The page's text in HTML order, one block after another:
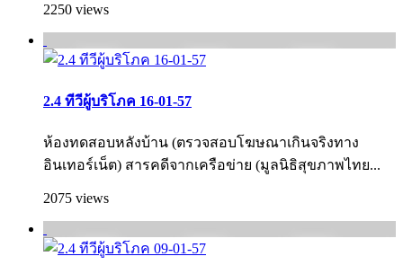
2250 views
2.4 ทีวีผู้บริโภค 16-01-57
ห้องทดสอบหลังบ้าน (ตรวจสอบโฆษณาเกินจริงทาง
อินเทอร์เน็ต) สารคดีจากเครือข่าย (มูลนิธิสุขภาพไทย...
2075 views